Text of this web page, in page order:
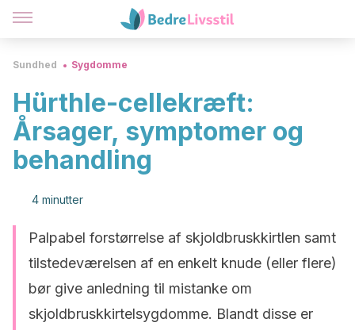
Sundhed Sygdomme
Hürthle-cellekræft:
Årsager, symptomer og
behandling
4 minutter
Palpabel forstørrelse af skjoldbruskkirtlen samt
tilstedeværelsen af en enkelt knude (eller flere)
bør give anledning til mistanke om
skjoldbruskkirtelsygdomme. Blandt disse er